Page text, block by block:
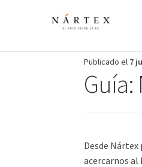
navegación
Publicado el 7
Guía:
Desde
acercarnos al